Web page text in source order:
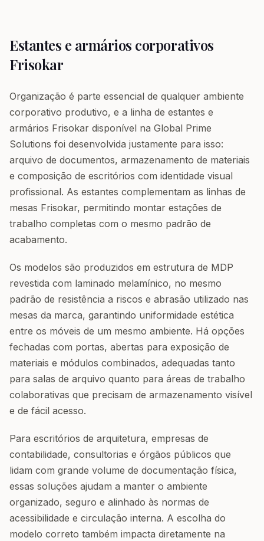
Estantes e armários corporativos
Frisokar
Organização é parte essencial de qualquer ambiente
corporativo produtivo, e a linha de estantes e
armários Frisokar disponível na Global Prime
Solutions foi desenvolvida justamente para isso:
arquivo de documentos, armazenamento de materiais
e composição de escritórios com identidade visual
profissional. As estantes complementam as linhas de
mesas Frisokar, permitindo montar estações de
trabalho completas com o mesmo padrão de
acabamento.
Os modelos são produzidos em estrutura de MDP
revestida com laminado melamínico, no mesmo
padrão de resistência a riscos e abrasão utilizado nas
mesas da marca, garantindo uniformidade estética
entre os móveis de um mesmo ambiente. Há opções
fechadas com portas, abertas para exposição de
materiais e módulos combinados, adequadas tanto
para salas de arquivo quanto para áreas de trabalho
colaborativas que precisam de armazenamento visível
e de fácil acesso.
Para escritórios de arquitetura, empresas de
contabilidade, consultorias e órgãos públicos que
lidam com grande volume de documentação física,
essas soluções ajudam a manter o ambiente
organizado, seguro e alinhado às normas de
acessibilidade e circulação interna. A escolha do
modelo correto também impacta diretamente na